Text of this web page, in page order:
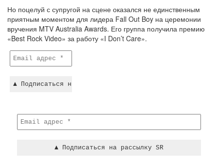
Но поцелуй с супругой на сцене оказался не единственным
приятным моментом для лидера Fall Out Boy на церемонии
вручения MTV Australia Awards. Его группа получила премию
«Best Rock Video» за работу «I Don’t Care».